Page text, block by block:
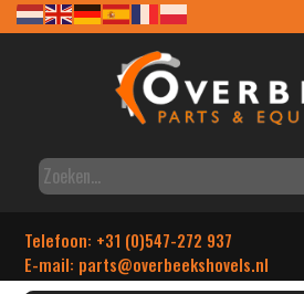
Telefoon: +31 (0)547-272 937
E-mail: parts@overbeekshovels.nl